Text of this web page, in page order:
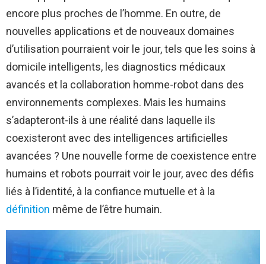
encore plus proches de l’homme. En outre, de
nouvelles applications et de nouveaux domaines
d’utilisation pourraient voir le jour, tels que les soins à
domicile intelligents, les diagnostics médicaux
avancés et la collaboration homme-robot dans des
environnements complexes. Mais les humains
s’adapteront-ils à une réalité dans laquelle ils
coexisteront avec des intelligences artificielles
avancées ? Une nouvelle forme de coexistence entre
humains et robots pourrait voir le jour, avec des défis
liés à l’identité, à la confiance mutuelle et à la
définition même de l’être humain.